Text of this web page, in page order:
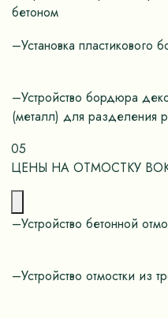
бетоном
–Установка пластикового
–Устройство бордюра
(металл) для разделения
05
ЦЕНЫ НА ОТМОСТКУ
–Устройство бетонной
–Устройство отмостки из